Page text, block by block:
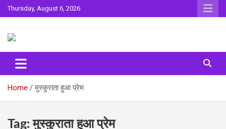
Skip
to
Thursday, August 6, 2026
Surta
Home मुस्कुराता हुआ प्रेम
Tag:मुस्कुराता हुआ प्रेम